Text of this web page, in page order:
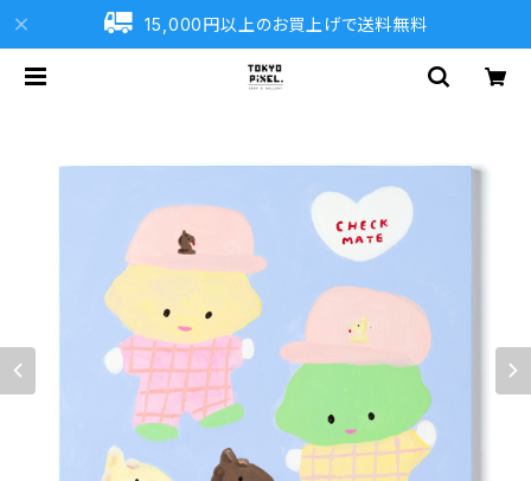
15,000円以上のお買上げで送料無料